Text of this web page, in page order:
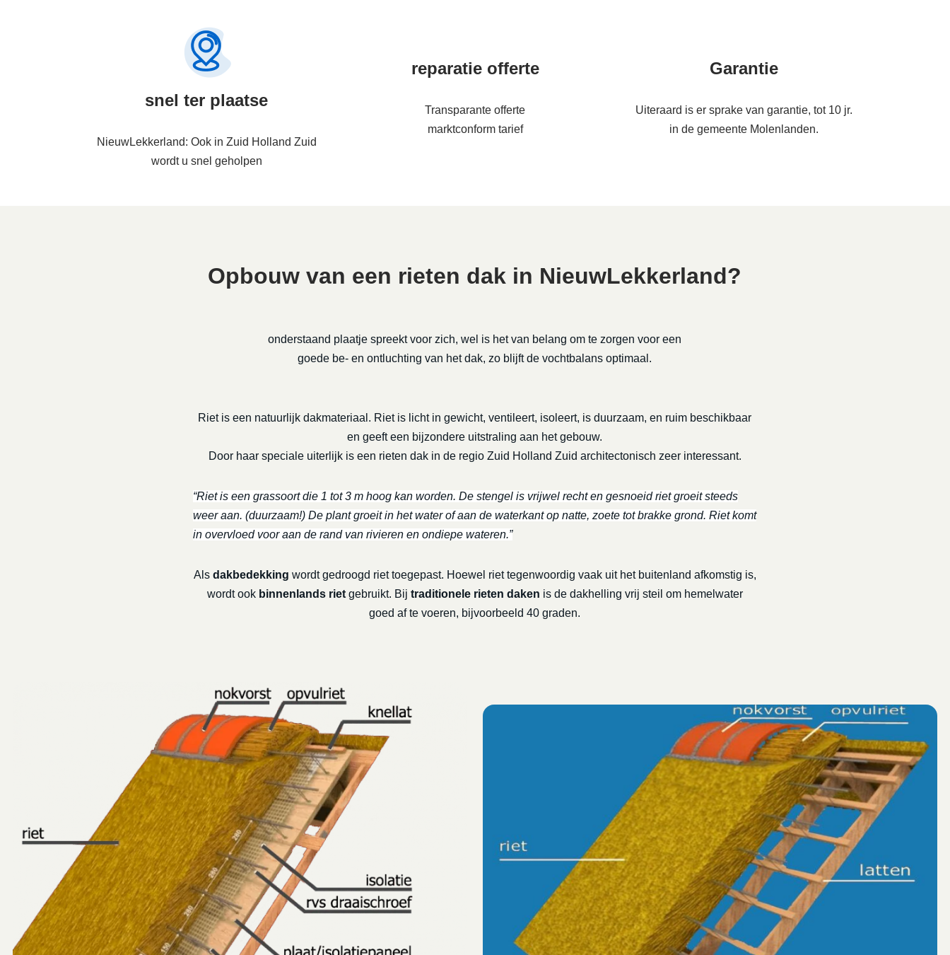
snel ter plaatse
NieuwLekkerland: Ook in Zuid Holland Zuid
wordt u snel geholpen
reparatie offerte
Transparante offerte
marktconform tarief
Garantie
Uiteraard is er sprake van garantie, tot 10 jr.
in de gemeente Molenlanden.
Opbouw van een rieten dak in NieuwLekkerland?
onderstaand plaatje spreekt voor zich, wel is het van belang om te zorgen voor een
goede be- en ontluchting van het dak, zo blijft de vochtbalans optimaal.
Riet is een natuurlijk dakmateriaal. Riet is licht in gewicht, ventileert, isoleert, is duurzaam, en ruim beschikbaar
en geeft een bijzondere uitstraling aan het gebouw.
Door haar speciale uiterlijk is een rieten dak in de regio Zuid Holland Zuid architectonisch zeer interessant.
“Riet is een grassoort die 1 tot 3 m hoog kan worden. De stengel is vrijwel recht en gesnoeid riet groeit steeds
weer aan. (duurzaam!) De plant groeit in het water of aan de waterkant op natte, zoete tot brakke grond. Riet komt
in overvloed voor aan de rand van rivieren en ondiepe wateren.”
Als dakbedekking wordt gedroogd riet toegepast. Hoewel riet tegenwoordig vaak uit het buitenland afkomstig is,
wordt ook binnenlands rietgebruikt. Bij traditionele rieten daken is de dakhelling vrij steil om hemelwater
goed af te voeren, bijvoorbeeld 40 graden.